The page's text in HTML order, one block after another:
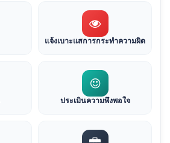
แจ้งเบาะแสการกระทำความผิด
ประเมินความพึงพอใจ